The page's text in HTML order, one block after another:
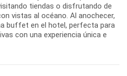
tiendas o disfrutando de
vistas al océano. Al anochecer,
buffet en el hotel, perfecta para
con una experiencia única e